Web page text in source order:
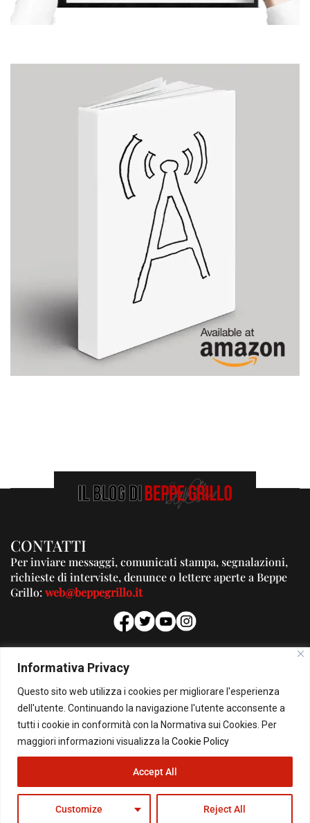
Informativa Privacy
Questo sito web utilizza i cookies per migliorare l'esperienza
dell'utente. Continuando la navigazione l'utente acconsente a
tutti i cookie in conformità con la Normativa sui Cookies. Per
maggiori informazioni visualizza la Cookie Policy
Customize Reject All
Accept All
CONTATTI
Per inviare messaggi, comunicati stampa, segnalazioni,
richieste di interviste, denunce o lettere aperte a Beppe
Grillo:web@beppegrillo.it
PUBBLICITA'
Per la tua pubblicità su questo Blog:
pubblicita@beppegrillo.it
© Copyright 2026 - Il Blog di Beppe Grillo. All Rights Reserved - Powered by
happygrafic.com